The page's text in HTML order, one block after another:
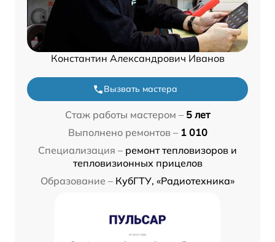
Константин Александрович Иванов
Вызвать мастера
Стаж работы мастером – 5 лет
Выполнено ремонтов – 1 010
Специализация – ремонт тепловизоров и
тепловизионных прицелов
Образование – КубГТУ, «Радиотехника»